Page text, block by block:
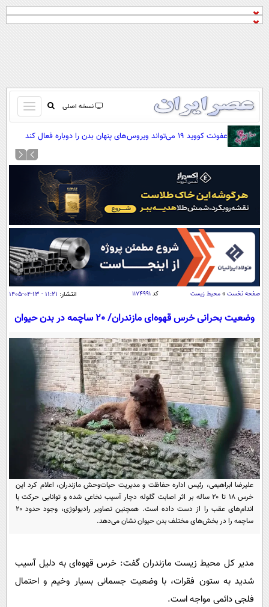
نسخه اصلی
باز
و
بسته
کردن
صفحه اول
آرشیو
نظرسنجی
آب و هوا
اوقات شرعی
سواد زندگی
اقتصاد
اقتصادی
جامعه
حوادث
سلامت
یک برش دانایی
محیط زیست
سفر و تفریح
بین الملل
سیاست خارجی
فرهنگ و هنر
علم و دانش
فناوری و It
علمی
اخبار کریپتو
قرآن
گوناگون
سرگرمی
باشگاه مغز
مجله تصویری سلاح
فیلم
اقتصاد
ورزش
سیاست
فناوری
گوناگون
عصر ایران 2
خواندنی ها و دیدنی ها
داستان کوتاه
روانشناسی
آشپزی
آموزش زبان
عفونت کووید ۱۹ می‌تواند ویروس‌های پنهان بدن را دوباره فعال کند
صفحه نخست » محیط زیست کد۱۱۷۴۹۹۱ انتشار: ۱۱:۲۱ - ۱۳-۰۴-۱۴۰۵
وضعیت بحرانی خرس قهوه‌ای مازندران/ ٢٠ ساچمه در بدن حیوان
علیرضا ابراهیمی، رئیس اداره حفاظت و مدیریت حیات‌وحش مازندران، اعلام کرد این
خرس ۱۸ تا ۲۰ ساله بر اثر اصابت گلوله دچار آسیب نخاعی شده و توانایی حرکت با
اندام‌های عقب را از دست داده است. همچنین تصاویر رادیولوژی، وجود حدود ۲۰
ساچمه را در بخش‌های مختلف بدن حیوان نشان می‌دهد.
مدیر کل محیط زیست مازندران گفت: خرس قهوه‌ای به دلیل آسیب
شدید به ستون فقرات، با وضعیت جسمانی بسیار وخیم و احتمال
فلجی دائمی مواجه است.